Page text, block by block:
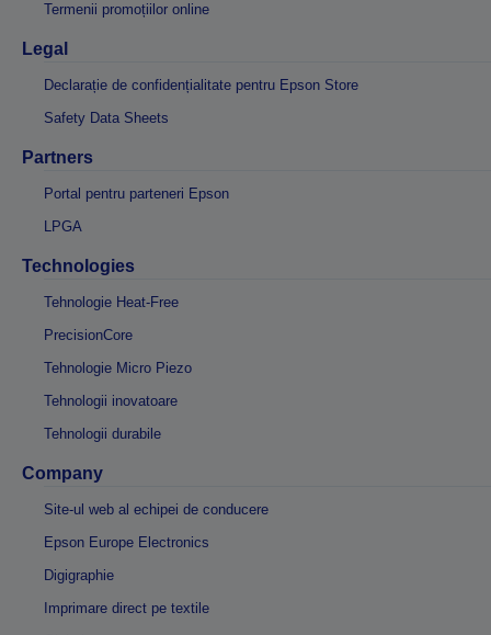
Termenii promoțiilor online
Legal
Declarație de confidențialitate pentru Epson Store
Safety Data Sheets
Partners
Portal pentru parteneri Epson
LPGA
Technologies
Tehnologie Heat-Free
PrecisionCore
Tehnologie Micro Piezo
Tehnologii inovatoare
Tehnologii durabile
Company
Site-ul web al echipei de conducere
Epson Europe Electronics
Digigraphie
Imprimare direct pe textile